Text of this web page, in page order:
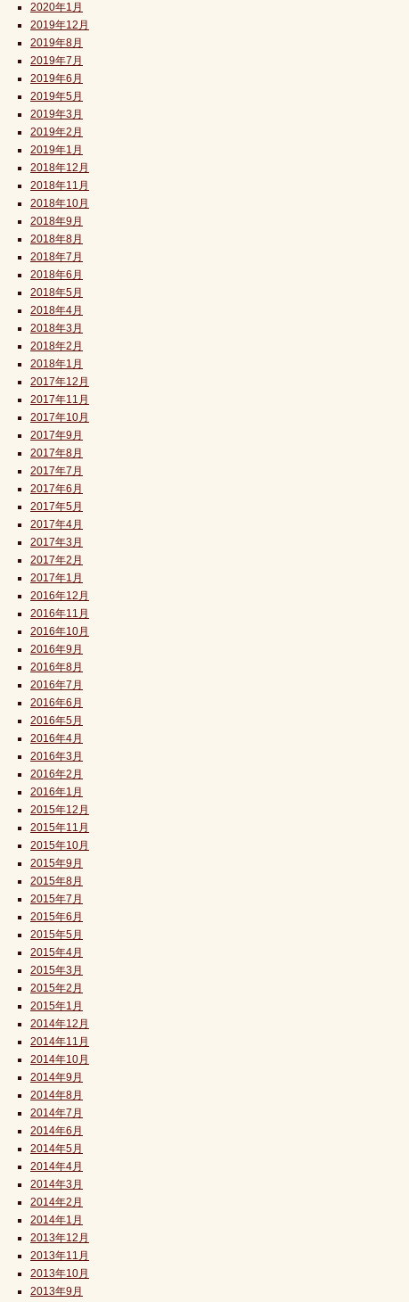
2020年1月
2019年12月
2019年8月
2019年7月
2019年6月
2019年5月
2019年3月
2019年2月
2019年1月
2018年12月
2018年11月
2018年10月
2018年9月
2018年8月
2018年7月
2018年6月
2018年5月
2018年4月
2018年3月
2018年2月
2018年1月
2017年12月
2017年11月
2017年10月
2017年9月
2017年8月
2017年7月
2017年6月
2017年5月
2017年4月
2017年3月
2017年2月
2017年1月
2016年12月
2016年11月
2016年10月
2016年9月
2016年8月
2016年7月
2016年6月
2016年5月
2016年4月
2016年3月
2016年2月
2016年1月
2015年12月
2015年11月
2015年10月
2015年9月
2015年8月
2015年7月
2015年6月
2015年5月
2015年4月
2015年3月
2015年2月
2015年1月
2014年12月
2014年11月
2014年10月
2014年9月
2014年8月
2014年7月
2014年6月
2014年5月
2014年4月
2014年3月
2014年2月
2014年1月
2013年12月
2013年11月
2013年10月
2013年9月